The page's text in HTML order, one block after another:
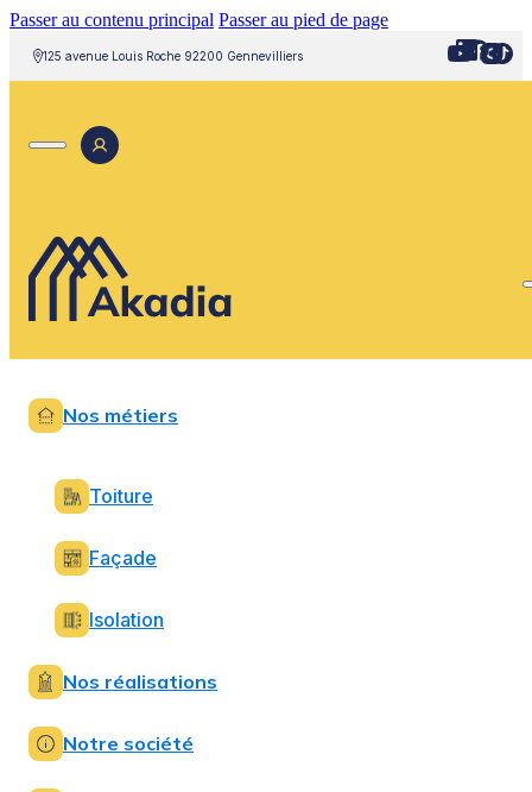
Passer au contenu principal Passer au pied de page
125 avenue Louis Roche 92200 Gennevilliers
Nos métiers
Toiture
Façade
Isolation
Nos réalisations
Notre société